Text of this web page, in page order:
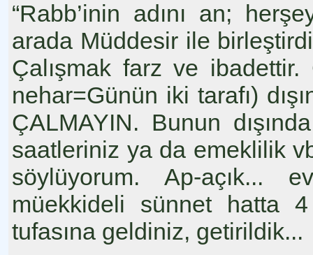
“Rabb’inin adını an;
arada Müddesir ile
Çalışmak farz ve
nehar=Günün iki tarafı)
ÇALMAYIN. Bunun
saatleriniz ya da emeklilik
söylüyorum. Ap-açık...
müekkideli sünnet hatta
tufasına geldiniz, getirildik...